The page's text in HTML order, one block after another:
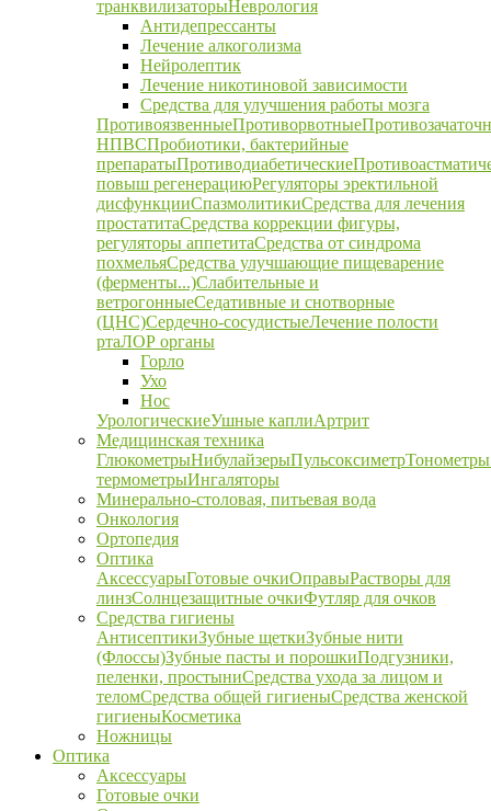
транквилизаторыНеврология
Антидепрессанты
Лечение алкоголизма
Нейролептик
Лечение никотиновой зависимости
Средства для улучшения работы мозга
ПротивоязвенныеПротиворвотные
НПВСПробиотики, бактерийные
препаратыПротиводиабетические
повыш регенерациюРегуляторы эректильной
дисфункцииСпазмолитикиСредства для лечения
простатитаСредства коррекции фигуры,
регуляторы аппетитаСредства от синдрома
похмельяСредства улучшающие пищеварение
(ферменты...)Слабительные и
ветрогонныеСедативные и снотворные
(ЦНС)Сердечно-сосудистыеЛечение полости
ртаЛОР органы
Горло
Ухо
Нос
УрологическиеУшные каплиАртрит
Медицинская техника
ГлюкометрыНибулайзерыПульсоксиметрТонометры
термометрыИнгаляторы
Минерально-столовая, питьевая вода
Онкология
Ортопедия
Оптика
АксессуарыГотовые очкиОправыРастворы для
линзСолнцезащитные очкиФутляр для очков
Средства гигиены
АнтисептикиЗубные щеткиЗубные нити
(Флоссы)Зубные пасты и порошкиПодгузники,
пеленки, простыниСредства ухода за лицом и
теломСредства общей гигиеныСредства женской
гигиеныКосметика
Ножницы
Оптика
Аксессуары
Готовые очки